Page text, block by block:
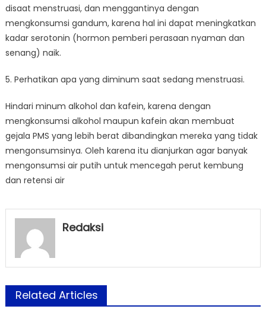
disaat menstruasi, dan menggantinya dengan
mengkonsumsi gandum, karena hal ini dapat meningkatkan
kadar serotonin (hormon pemberi perasaan nyaman dan
senang) naik.
5. Perhatikan apa yang diminum saat sedang menstruasi.
Hindari minum alkohol dan kafein, karena dengan
mengkonsumsi alkohol maupun kafein akan membuat
gejala PMS yang lebih berat dibandingkan mereka yang tidak
mengonsumsinya. Oleh karena itu dianjurkan agar banyak
mengonsumsi air putih untuk mencegah perut kembung
dan retensi air
Redaksi
Related Articles